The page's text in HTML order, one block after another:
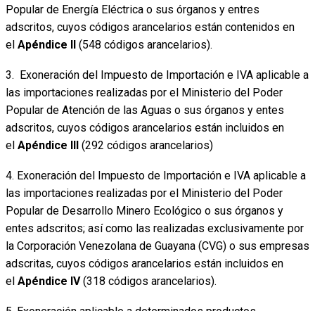
Popular de Energía Eléctrica o sus órganos y entres
adscritos, cuyos códigos arancelarios están contenidos en
el Apéndice II (548 códigos arancelarios).
3. Exoneración del Impuesto de Importación e IVA aplicable a
las importaciones realizadas por el Ministerio del Poder
Popular de Atención de las Aguas o sus órganos y entes
adscritos, cuyos códigos arancelarios están incluidos en
el Apéndice III (292 códigos arancelarios)
4. Exoneración del Impuesto de Importación e IVA aplicable a
las importaciones realizadas por el Ministerio del Poder
Popular de Desarrollo Minero Ecológico o sus órganos y
entes adscritos; así como las realizadas exclusivamente por
la Corporación Venezolana de Guayana (CVG) o sus empresas
adscritas, cuyos códigos arancelarios están incluidos en
el Apéndice IV(318 códigos arancelarios).